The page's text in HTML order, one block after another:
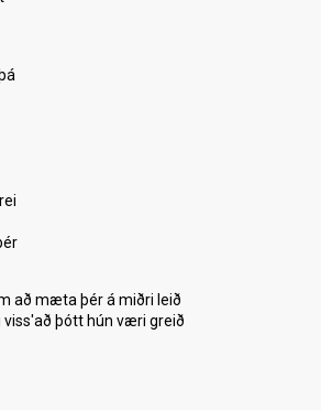
að mæta þér á miðri leið
viss'að þótt hún væri greið